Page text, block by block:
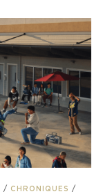
/ CHRONIQUES /